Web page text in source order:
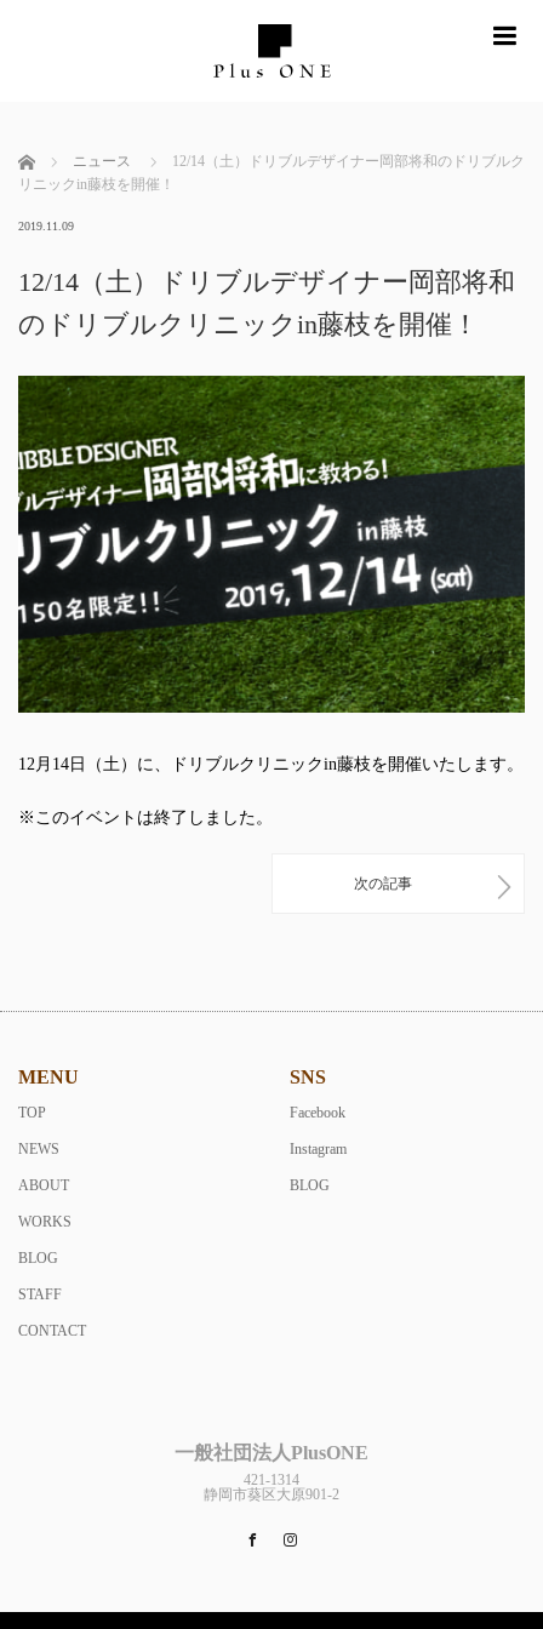
ホーム ニュース
12/14（土）ドリブルデザイナー岡部将和のドリブルク
リニックin藤枝を開催！
2019.11.09
12/14（土）ドリブルデザイナー岡部将和
のドリブルクリニックin藤枝を開催！
12月14日（土）に、ドリブルクリニックin藤枝を開催いたします。
※このイベントは終了しました。
次の記事
MENU
TOP
NEWS
ABOUT
WORKS
BLOG
STAFF
CONTACT
SNS
Facebook
Instagram
BLOG
一般社団法人PlusONE
421-1314
静岡市葵区大原901-2
Facebook